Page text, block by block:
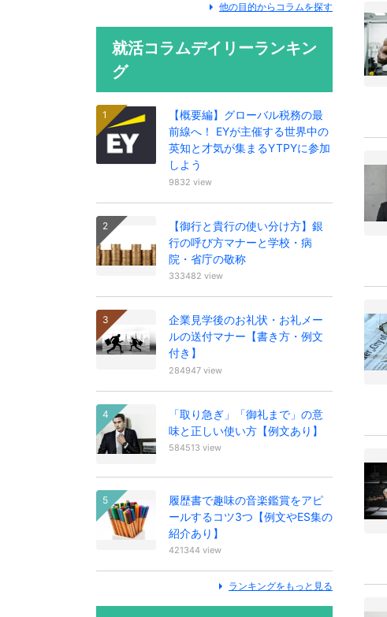
他の目的からコラムを探す
就活コラムデイリーランキン
グ
【概要編】グローバル税務の最
前線へ！ EYが主催する世界中の
英知と才気が集まるYTPYに参加
しよう
9832 view
【御行と貴行の使い分け方】銀
行の呼び方マナーと学校・病
院・省庁の敬称
333482 view
企業見学後のお礼状・お礼メー
ルの送付マナー【書き方・例文
付き】
284947 view
「取り急ぎ」「御礼まで」の意
味と正しい使い方【例文あり】
584513 view
履歴書で趣味の音楽鑑賞をアピ
ールするコツ3つ【例文やES集の
紹介あり】
421344 view
ランキングをもっと見る